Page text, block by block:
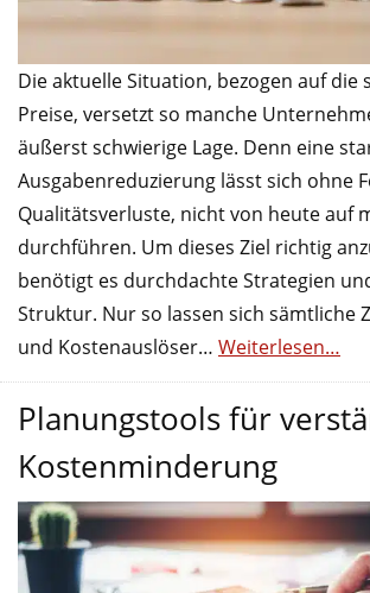
Die aktuelle Situation, bezogen auf die
Preise, versetzt so manche
äußerst schwierige Lage. Denn eine
Ausgabenreduzierung lässt sich ohne
Qualitätsverluste, nicht von heute auf
durchführen. Um dieses Ziel richtig
benötigt es durchdachte Strategien
Struktur. Nur so lassen sich sämtliche
und Kostenauslöser… Weiterlesen…
Planungstools für
Kostenminderung